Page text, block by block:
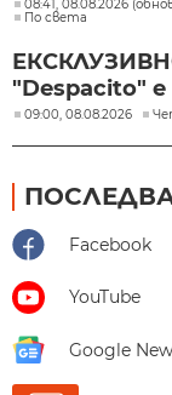
08:41, 08.08.2026
По света
"Despacito"
09:00, 08.08.2026
Facebook
YouTube
Google